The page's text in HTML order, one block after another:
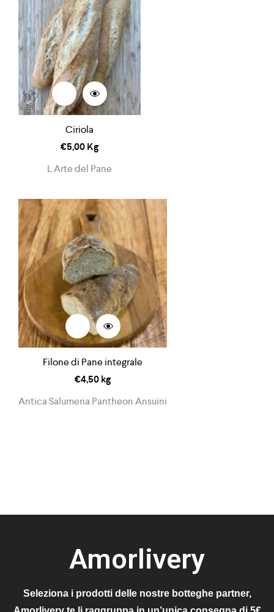
Ciriola
€5,00Kg
L Arte del Pane
Filone di Pane integrale
€4,50kg
Antica Salumeria Pantheon Ansuini
Amorlivery
Seleziona i prodotti delle nostre botteghe partner,